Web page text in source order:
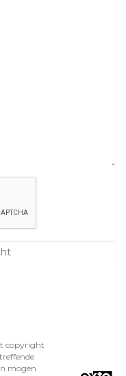
copyright
mogen